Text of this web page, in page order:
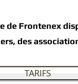
de Frontenex
des ass
TARIFS